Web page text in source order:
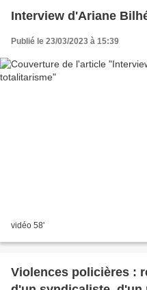
Interview d'Ariane
Publié le 23/03/2023 à 15:39
vidéo 58'
Violences policières :